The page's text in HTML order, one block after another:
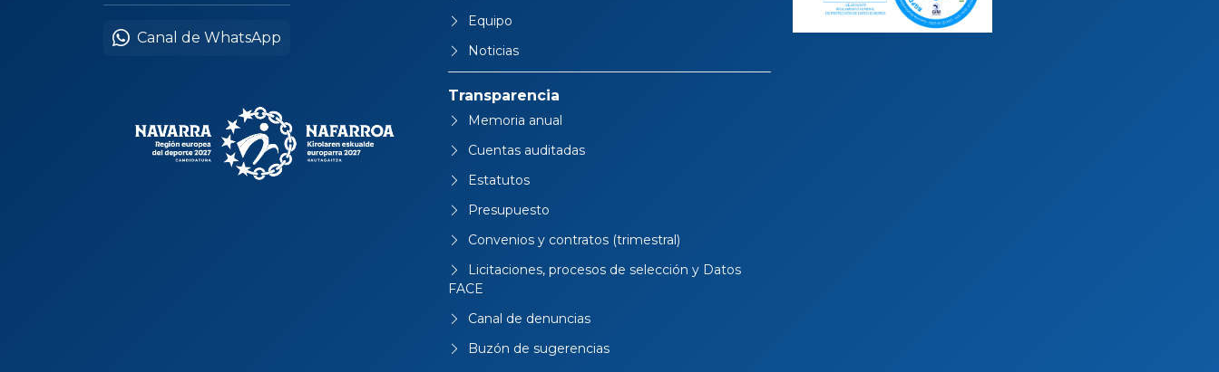
Canal de WhatsApp
Equipo
Noticias
Transparencia
Memoria anual
Cuentas auditadas
Estatutos
Presupuesto
Convenios y contratos (trimestral)
Licitaciones, procesos de selección y Datos
FACE
Canal de denuncias
Buzón de sugerencias